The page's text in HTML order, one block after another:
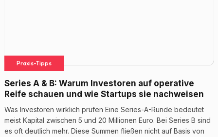
Praxis-Tipps
Series A & B: Warum Investoren auf operative
Reife schauen und wie Startups sie nachweisen
Was Investoren wirklich prüfen Eine Series-A-Runde bedeutet
meist Kapital zwischen 5 und 20 Millionen Euro. Bei Series B sind
es oft deutlich mehr. Diese Summen fließen nicht auf Basis von